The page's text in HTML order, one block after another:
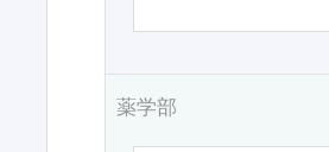
薬学部